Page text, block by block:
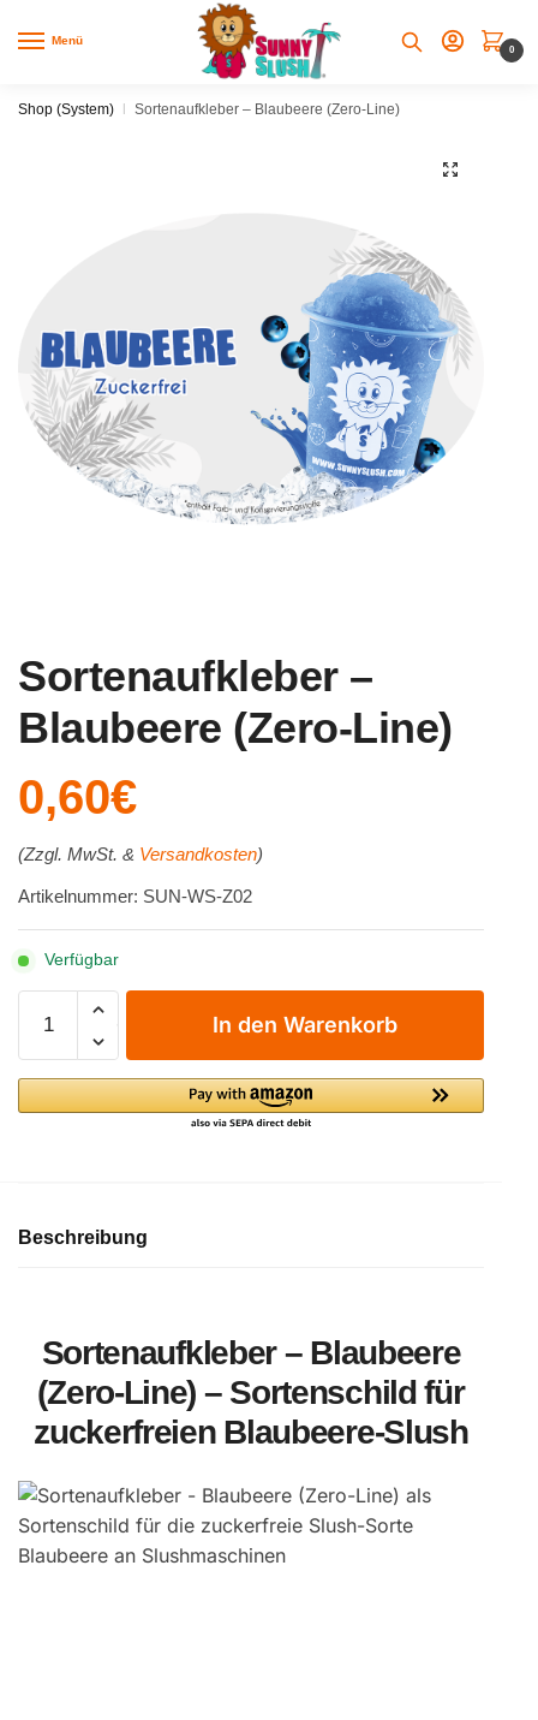
Menü
0
Shop (System) | Sortenaufkleber – Blaubeere (Zero-Line)
🔍
Sortenaufkleber –
Blaubeere (Zero-Line)
0,60€
(Zzgl. MwSt. & Versandkosten)
Artikelnummer: SUN-WS-Z02
Verfügbar
Sortenaufkleber
Blaubeere
(Zero-
Line)
In den Warenkorb
Beschreibung
Sortenaufkleber – Blaubeere
(Zero-Line) – Sortenschild für
zuckerfreien Blaubeere-Slush